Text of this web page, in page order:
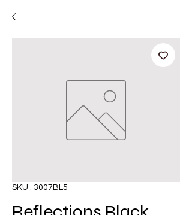
SKU : 3007BL5